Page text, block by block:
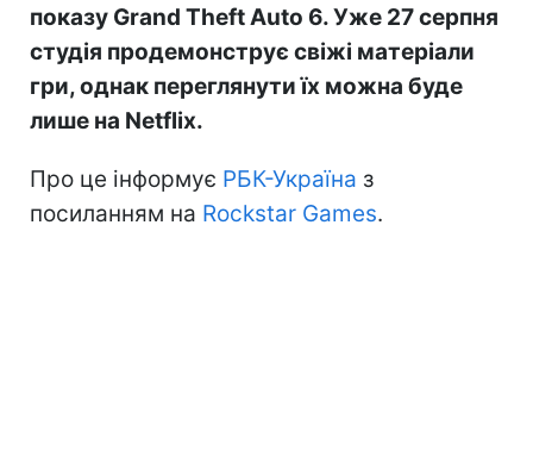
показу Grand Theft Auto 6. Уже 27 серпня
студія продемонструє свіжі матеріали
гри, однак переглянути їх можна буде
лише на Netflix.
Про це інформує РБК-Україна з
посиланням на Rockstar Games.